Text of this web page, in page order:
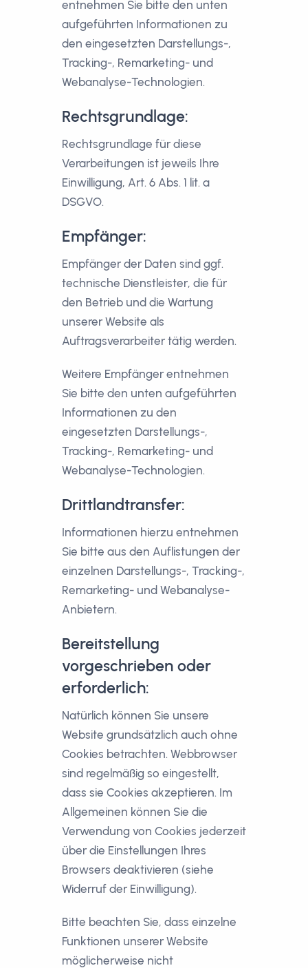
entnehmen Sie bitte den unten
aufgeführten Informationen zu
den eingesetzten Darstellungs-,
Tracking-, Remarketing- und
Webanalyse-Technologien.
Rechtsgrundlage:
Rechtsgrundlage für diese
Verarbeitungen ist jeweils Ihre
Einwilligung, Art. 6 Abs. 1 lit. a
DSGVO.
Empfänger:
Empfänger der Daten sind ggf.
technische Dienstleister, die für
den Betrieb und die Wartung
unserer Website als
Auftragsverarbeiter tätig werden.
Weitere Empfänger entnehmen
Sie bitte den unten aufgeführten
Informationen zu den
eingesetzten Darstellungs-,
Tracking-, Remarketing- und
Webanalyse-Technologien.
Drittlandtransfer:
Informationen hierzu entnehmen
Sie bitte aus den Auflistungen der
einzelnen Darstellungs-, Tracking-,
Remarketing- und Webanalyse-
Anbietern.
Bereitstellung
vorgeschrieben oder
erforderlich:
Natürlich können Sie unsere
Website grundsätzlich auch ohne
Cookies betrachten. Webbrowser
sind regelmäßig so eingestellt,
dass sie Cookies akzeptieren. Im
Allgemeinen können Sie die
Verwendung von Cookies jederzeit
über die Einstellungen Ihres
Browsers deaktivieren (siehe
Widerruf der Einwilligung).
Bitte beachten Sie, dass einzelne
Funktionen unserer Website
möglicherweise nicht